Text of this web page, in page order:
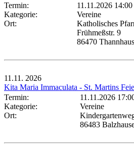
Termin:
11.11.2026
Kategorie:
Vereine
Ort:
Katholisches
Frühmeßstr. 9
86470
11.11. 2026
Kita Maria Immaculata - St. Martins
Termin:
11.11.2026
Kategorie:
Vereine
Ort:
86483